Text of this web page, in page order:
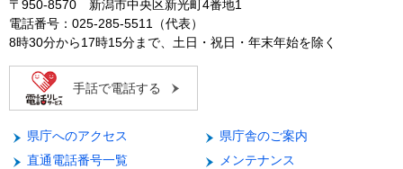
〒950-8570 新潟市中央区新光町4番地1
電話番号：025-285-5511（代表）
8時30分から17時15分まで、土日・祝日・年末年始を除く
手話で電話する
県庁へのアクセス
県庁舎のご案内
直通電話番号一覧
メンテナンス